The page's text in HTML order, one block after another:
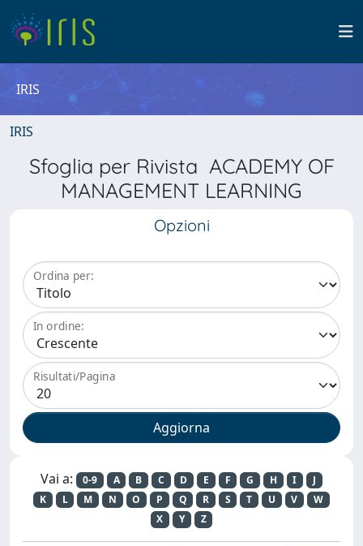
IRIS
IRIS
Sfoglia per Rivista ACADEMY OF
MANAGEMENT LEARNING
Opzioni
Ordina per:
In ordine:
Risultati/Pagina
Vai a: 0-9 A B C D E F G H I
J
K
L M N O P Q R S T U V
W
X
Y Z